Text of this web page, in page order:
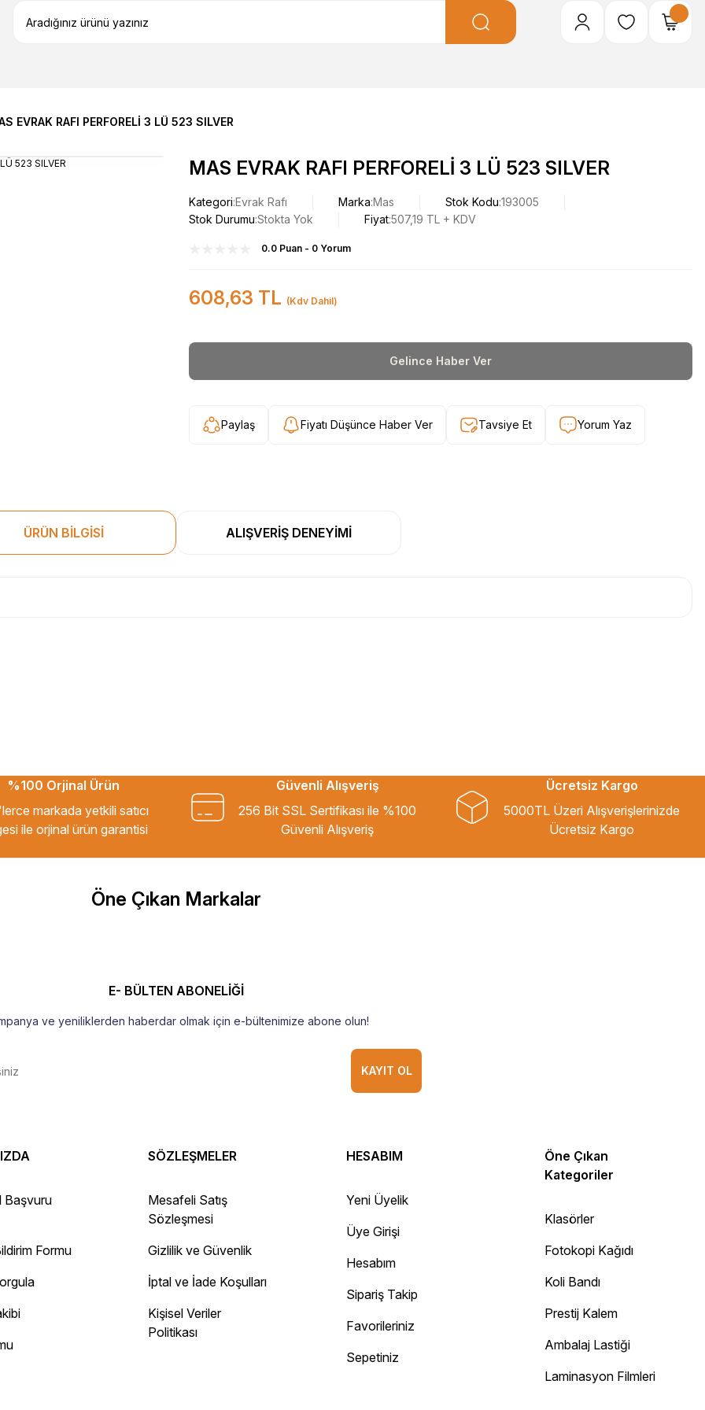
EVRAK RAFI PERFORELİ 3 LÜ 523 SILVER
MAS EVRAK RAFI PERFORELİ 3 LÜ 523 SILVER
Kategori Evrak Rafı Marka Mas Stok Kodu 193005
Stok Durumu Stokta Yok Fiyat507,19 TL + KDV
0.0 Puan - 0 Yorum
608,63 TL (Kdv Dahil)
Gelince Haber Ver
Paylaş Fiyatı Düşünce Haber Ver Tavsiye Et Yorum Yaz
ÜRÜN BİLGİSİ ALIŞVERİŞ DENEYİMİ
ederim.
ederim.
site
%100 Orjinal Ürün
markada yetkili satıcı
ile orjinal ürün garantisi
Güvenli Alışveriş
256 Bit SSL Sertifikası ile %100
Güvenli Alışveriş
Ücretsiz Kargo
5000TL Üzeri Alışverişlerinizde
Ücretsiz Kargo
Öne Çıkan Markalar
E- BÜLTEN ABONELİĞİ
ve yeniliklerden haberdar olmak için e-bültenimize abone olun!
KAYIT OL
Başvuru
Formu
SÖZLEŞMELER
Mesafeli Satış
Sözleşmesi
Gizlilik ve Güvenlik
İptal ve İade Koşulları
Kişisel Veriler
Politikası
HESABIM
Yeni Üyelik
Üye Girişi
Hesabım
Sipariş Takip
Favorileriniz
Sepetiniz
Öne Çıkan
Kategoriler
Klasörler
Fotokopi Kağıdı
Koli Bandı
Prestij Kalem
Ambalaj Lastiği
Laminasyon Filmleri